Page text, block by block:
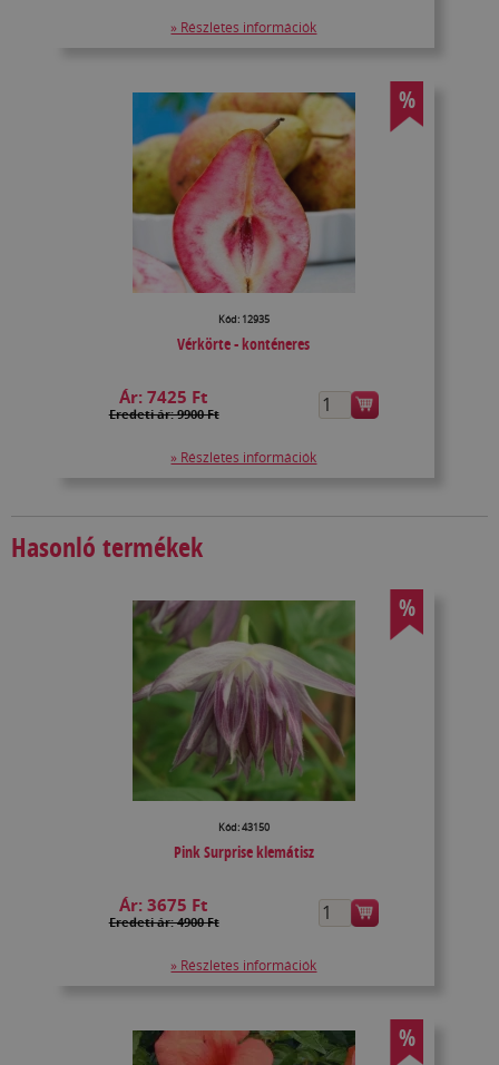
» Részletes információk
%
Kód: 12935
Vérkörte - konténeres
Ár:7425 Ft
Eredeti ár: 9900 Ft
» Részletes információk
Hasonló termékek
%
Kód: 43150
Pink Surprise klemátisz
Ár:3675 Ft
Eredeti ár: 4900 Ft
» Részletes információk
%